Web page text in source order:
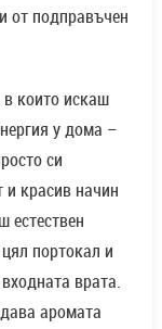
от подправъчен
които искаш
у дома –
си
красив начин
естествен
портокал и
врата.
аромата